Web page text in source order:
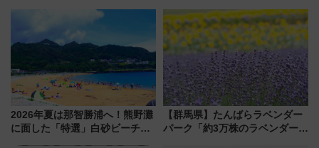
送の目覚まし時計など通販・販
売店舗まとめ
アクセス攻略法、2万発の花火が
都心の夜に！
2026年夏は那智勝浦へ！熊野灘
に面した「特選」白砂ビーチは
【群馬県】たんばらラベンダー
パーク「約3万株のラベンダー」